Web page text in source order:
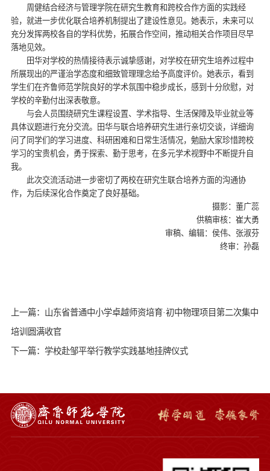
周健结合经济与管理学院在研究生教育和跨校合作方面的实践经
验，就进一步优化联合培养机制提出了建设性意见。她表示，未来可以
充分发挥两校各自的学科优势，拓展合作空间，推动相关合作项目尽早
落地见效。
田华对学校的热情接待表示诚挚感谢，对学校在研究生培养过程中
所展现出的严谨治学态度和细致管理理念给予高度评价。她表示，看到
学生们在齐鲁师范学院良好的学术氛围中稳步成长，感到十分欣慰，对
学校的辛勤付出深表敬意。
与会人员围绕研究生课程设置、学术指导、生活保障及毕业就业等
具体议题进行充分交流。田华与联合培养研究生进行亲切交谈，详细询
问了同学们的学习进度、科研困难和日常生活情况，勉励大家珍惜跨校
学习的宝贵机会，勇于探索、勤于思考，在多元学术视野中不断提升自
我。
此次交流活动进一步密切了两校在研究生联合培养方面的沟通协
作，为后续深化合作奠定了良好基础。
摄影：董广蕊
供稿审核：崔大勇
审稿、编辑：侯伟、张淑芬
终审：孙磊
上一篇：山东省普通中小学卓越师资培育·初中物理项目第二次集中
培训圆满收官
下一篇：学校赴邹平举行教学实践基地挂牌仪式